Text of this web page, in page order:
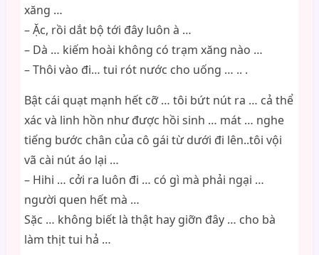
xăng …
– Ặc, rồi dắt bộ tới đây luôn à …
– Dà … kiếm hoài không có trạm xăng nào …
– Thôi vào đi… tui rót nước cho uống … .. .
Bật cái quạt mạnh hết cỡ … tôi bứt nút ra … cả thể
xác và linh hồn như được hồi sinh … mát … nghe
tiếng bước chân của cô gái từ dưới đi lên..tôi vội
vã cài nút áo lại …
– Hihi … cởi ra luôn đi … có gì mà phải ngại …
người quen hết mà …
Sặc … không biết là thật hay giỡn đây … cho bà
làm thịt tui hả …